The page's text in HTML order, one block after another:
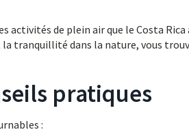
de plein air que le Costa Rica
la tranquillité dans la nature, vous
pratiques
: